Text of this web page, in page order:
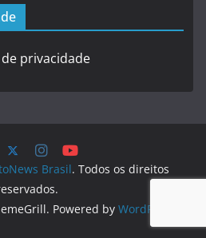
privacidade
Brasil. Todos os direitos
Powered by WordPress